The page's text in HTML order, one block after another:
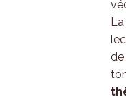
La
de